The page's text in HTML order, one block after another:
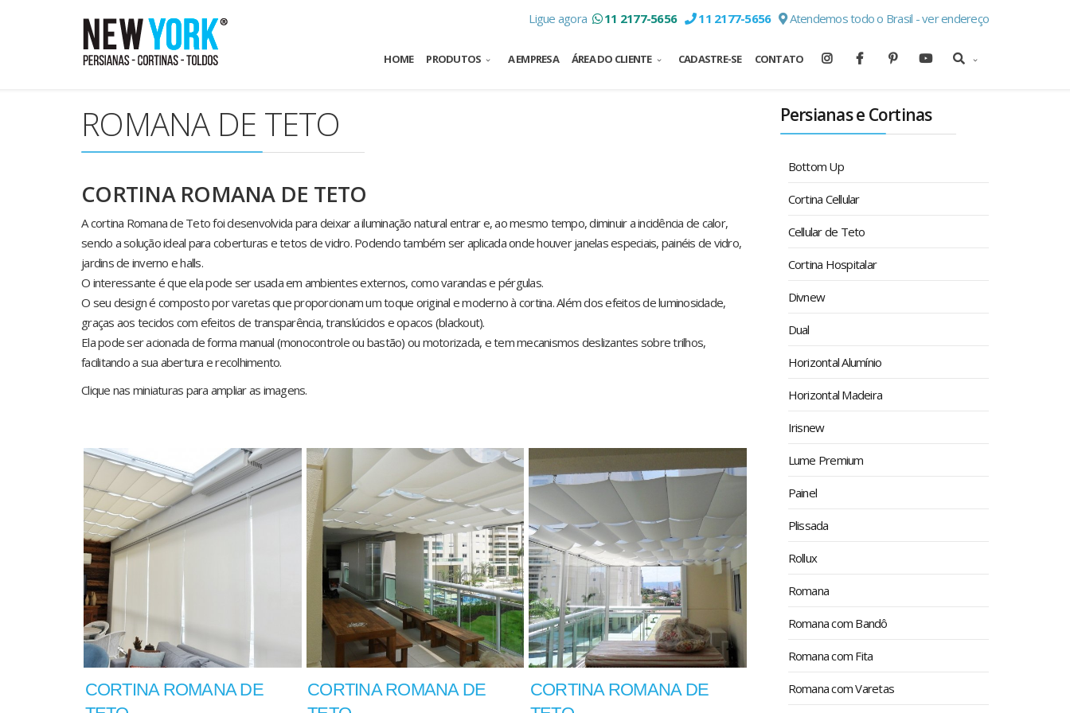
Ligue agora 11 2177-5656 11 2177-5656 Atendemos todo o Brasil - ver endereço
HOME PRODUTOS A EMPRESA ÁREA DO CLIENTE CADASTRE-SE CONTATO
ROMANA DE TETO
CORTINA ROMANA DE TETO
A cortina Romana de Teto foi desenvolvida para deixar a iluminação natural entrar e, ao mesmo tempo, diminuir a incidência de calor,
sendo a solução ideal para coberturas e tetos de vidro. Podendo também ser aplicada onde houver janelas especiais, painéis de vidro,
jardins de inverno e halls.
O interessante é que ela pode ser usada em ambientes externos, como varandas e pérgulas.
O seu design é composto por varetas que proporcionam um toque original e moderno à cortina. Além dos efeitos de luminosidade,
graças aos tecidos com efeitos de transparência, translúcidos e opacos (blackout).
Ela pode ser acionada de forma manual (monocontrole ou bastão) ou motorizada, e tem mecanismos deslizantes sobre trilhos,
facilitando a sua abertura e recolhimento.
Clique nas miniaturas para ampliar as imagens.
CORTINA ROMANA DE
CORTINA ROMANA DE
CORTINA ROMANA DE
Persianas e Cortinas
Bottom Up
Cortina Cellular
Cellular de Teto
Cortina Hospitalar
Divnew
Dual
Horizontal Alumínio
Horizontal Madeira
Irisnew
Lume Premium
Painel
Plissada
Rollux
Romana
Romana com Bandô
Romana com Fita
Romana com Varetas